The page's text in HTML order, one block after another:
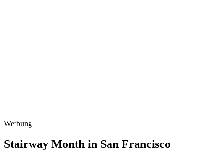
Werbung
Stairway Month in San Francisco